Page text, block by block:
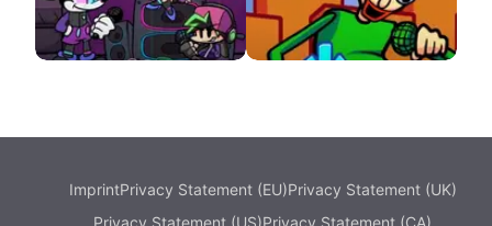
ImprintPrivacy Statement (EU)Privacy Statement (UK)